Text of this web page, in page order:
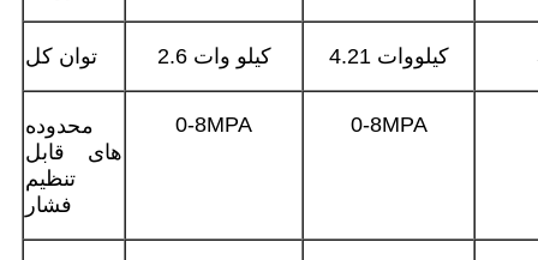
توان کل 2.6 کیلو وات 4.21 کیلووات
محدوده
های قابل
تنظیم
فشار
0-8MPA 0-8MPA